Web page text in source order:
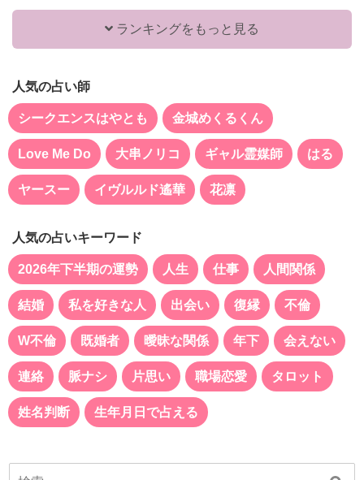
ランキングをもっと見る
人気の占い師
シークエンスはやとも 金城めくるくん
Love Me Do 大串ノリコ ギャル霊媒師 はる
ヤースー イヴルルド遙華 花凛
人気の占いキーワード
2026年下半期の運勢 人生 仕事 人間関係
結婚 私を好きな人 出会い 復縁 不倫
W不倫 既婚者 曖昧な関係 年下 会えない
連絡 脈ナシ 片思い 職場恋愛 タロット
姓名判断 生年月日で占える